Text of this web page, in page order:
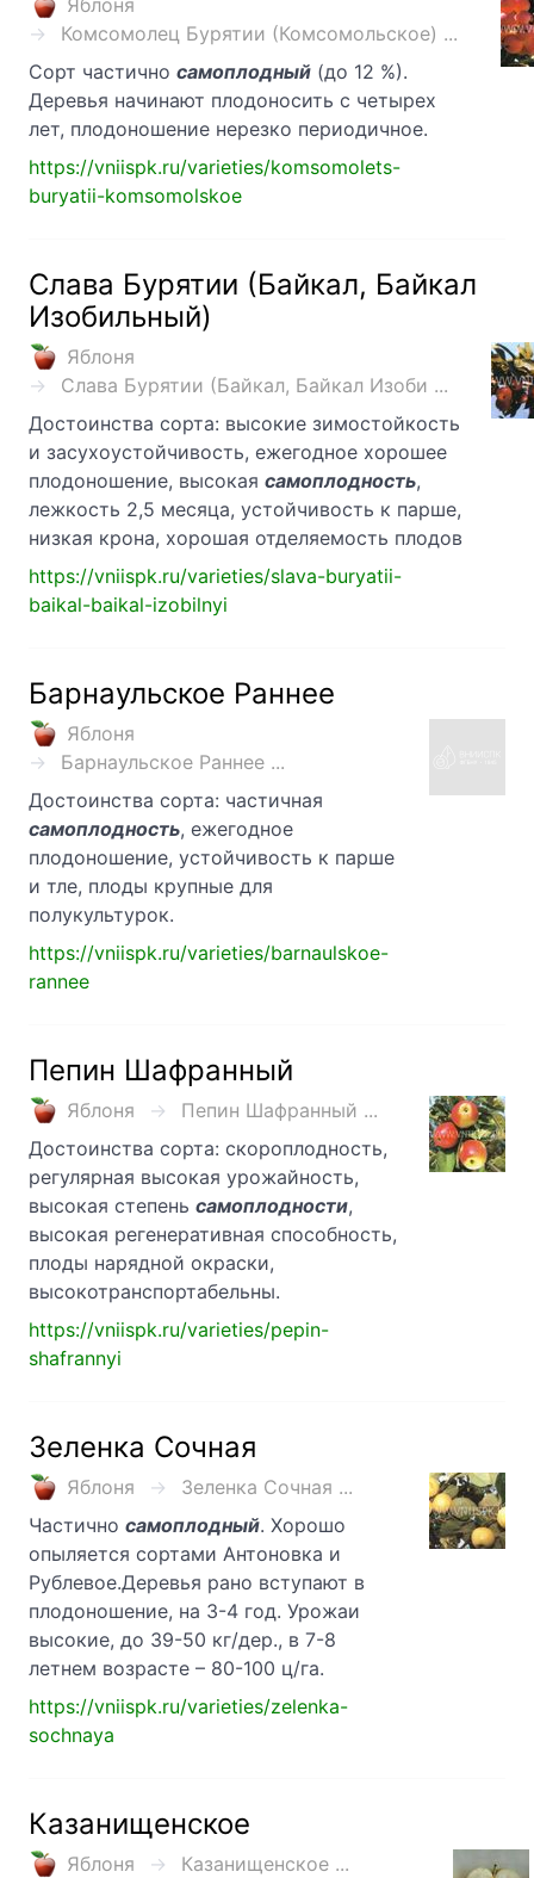
Яблоня
Комсомолец Бурятии (Комсомольское) ...
Сорт частично самоплодный (до 12 %).
Деревья начинают плодоносить с четырех
лет, плодоношение нерезко периодичное.
https://vniispk.ru/varieties/komsomolets-
buryatii-komsomolskoe
Слава Бурятии (Байкал, Байкал
Изобильный)
Яблоня
Слава Бурятии (Байкал, Байкал Изоби ...
Достоинства сорта: высокие зимостойкость
и засухоустойчивость, ежегодное хорошее
плодоношение, высокая самоплодность,
лежкость 2,5 месяца, устойчивость к парше,
низкая крона, хорошая отделяемость плодов
https://vniispk.ru/varieties/slava-buryatii-
baikal-baikal-izobilnyi
Барнаульское Раннее
Яблоня
Барнаульское Раннее ...
Достоинства сорта: частичная
самоплодность, ежегодное
плодоношение, устойчивость к парше
и тле, плоды крупные для
полукультурок.
https://vniispk.ru/varieties/barnaulskoe-
rannee
Пепин Шафранный
Яблоня
Пепин Шафранный ...
Достоинства сорта: скороплодность,
регулярная высокая урожайность,
высокая степень самоплодности,
высокая регенеративная способность,
плоды нарядной окраски,
высокотранспортабельны.
https://vniispk.ru/varieties/pepin-
shafrannyi
Зеленка Сочная
Яблоня
Зеленка Сочная ...
Частично самоплодный. Хорошо
опыляется сортами Антоновка и
Рублевое.Деревья рано вступают в
плодоношение, на 3-4 год. Урожаи
высокие, до 39-50 кг/дер., в 7-8
летнем возрасте – 80-100 ц/га.
https://vniispk.ru/varieties/zelenka-
sochnaya
Казанищенское
Яблоня
Казанищенское ...